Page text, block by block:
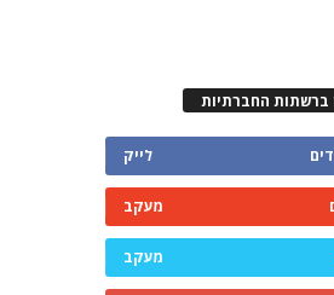
ברשתות החברתיות
לייק
מעקב
מעקב